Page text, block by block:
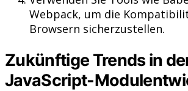
Webpack, um die
Browsern sicherzustellen.
Zukünftige Trends in
JavaScript-